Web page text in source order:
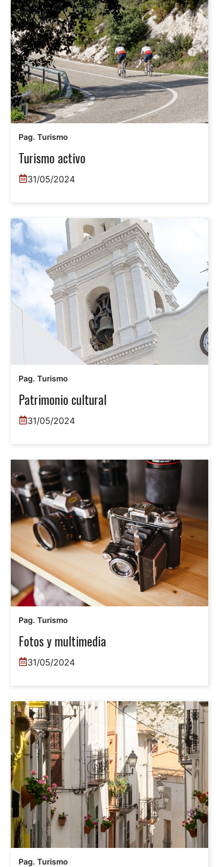
Pag. Turismo
Turismo activo
31/05/2024
Pag. Turismo
Patrimonio cultural
31/05/2024
Pag. Turismo
Fotos y multimedia
31/05/2024
Pag. Turismo